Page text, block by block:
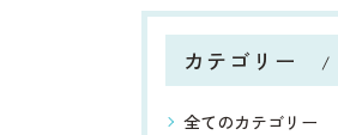
カテゴリー
全てのカテゴリー